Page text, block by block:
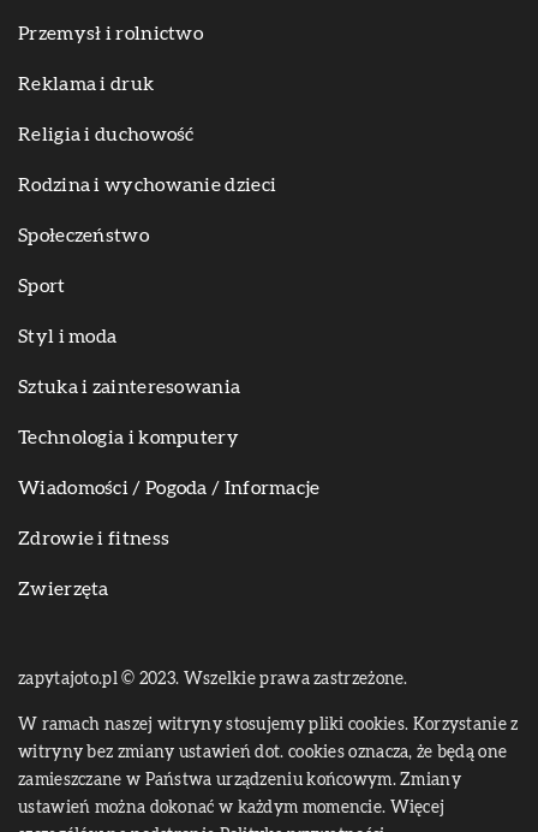
Przemysł i rolnictwo
Reklama i druk
Religia i duchowość
Rodzina i wychowanie dzieci
Społeczeństwo
Sport
Styl i moda
Sztuka i zainteresowania
Technologia i komputery
Wiadomości / Pogoda / Informacje
Zdrowie i fitness
Zwierzęta
zapytajoto.pl © 2023. Wszelkie prawa zastrzeżone.
W ramach naszej witryny stosujemy pliki cookies. Korzystanie z
witryny bez zmiany ustawień dot. cookies oznacza, że będą one
zamieszczane w Państwa urządzeniu końcowym. Zmiany
ustawień można dokonać w każdym momencie. Więcej